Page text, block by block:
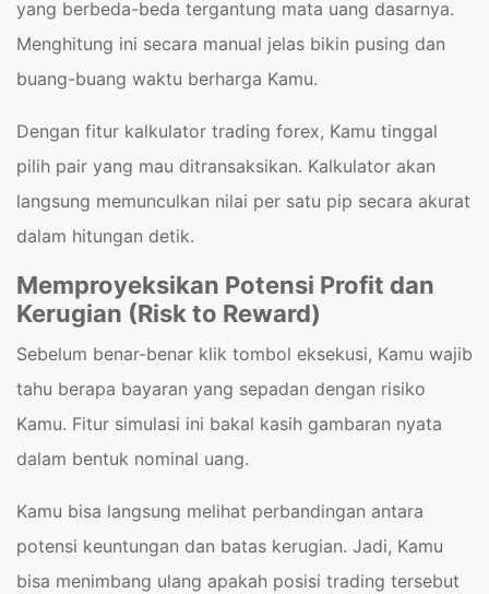
yang berbeda-beda tergantung mata uang dasarnya.
Menghitung ini secara manual jelas bikin pusing dan
buang-buang waktu berharga Kamu.
Dengan fitur kalkulator trading forex, Kamu tinggal
pilih pair yang mau ditransaksikan. Kalkulator akan
langsung memunculkan nilai per satu pip secara akurat
dalam hitungan detik.
Memproyeksikan Potensi Profit dan
Kerugian (Risk to Reward)
Sebelum benar-benar klik tombol eksekusi, Kamu wajib
tahu berapa bayaran yang sepadan dengan risiko
Kamu. Fitur simulasi ini bakal kasih gambaran nyata
dalam bentuk nominal uang.
Kamu bisa langsung melihat perbandingan antara
potensi keuntungan dan batas kerugian. Jadi, Kamu
bisa menimbang ulang apakah posisi trading tersebut